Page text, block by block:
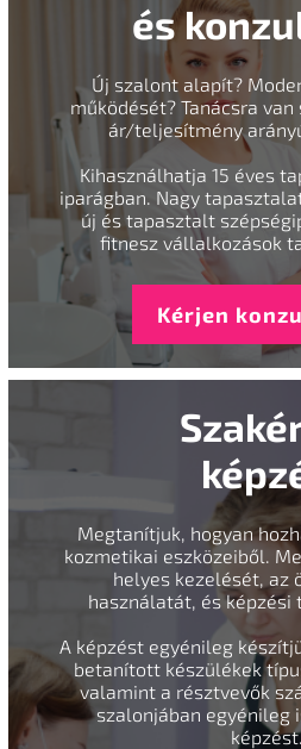
és
Új szalont alapít?
működését? Tanácsra
ár/teljesítmény
Kihasználhatja 15 éves
iparágban. Nagy
új és tapasztalt
fitnesz vállalkozások
Kérjen
Megtanítjuk, hogyan
kozmetikai eszközeiből.
helyes kezelését, az
használatát, és képzési
A képzést egyénileg
betanított készülékek
valamint a résztvevők
szalonjában egyénileg